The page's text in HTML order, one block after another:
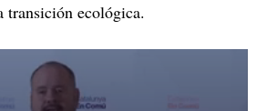
transición ecológica.